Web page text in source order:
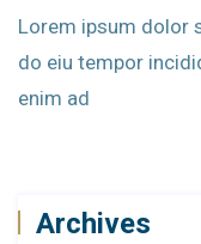
Lorem ipsum dolor
do eiu tempor
enim ad
Archives